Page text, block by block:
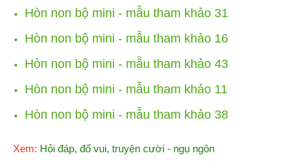
Hòn non bộ mini - mẫu tham khảo 31
Hòn non bộ mini - mẫu tham khảo 16
Hòn non bộ mini - mẫu tham khảo 43
Hòn non bộ mini - mẫu tham khảo 11
Hòn non bộ mini - mẫu tham khảo 38
Xem: Hỏi đáp, đố vui, truyện cười - ngụ ngôn